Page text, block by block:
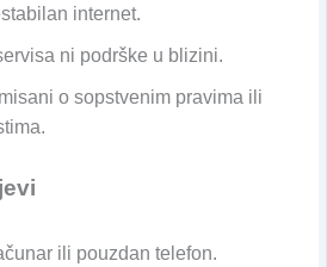
internet.
ni podrške u blizini.
o sopstvenim pravima ili
ili pouzdan telefon.